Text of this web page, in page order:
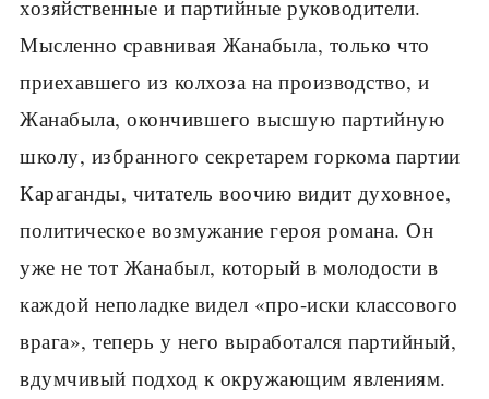
хозяйственные и партийные руководители.
Мысленно сравнивая Жанабыла, только что
приехавшего из колхоза на производство, и
Жанабыла, окончившего высшую партийную
школу, избранного секретарем горкома партии
Караганды, читатель воочию видит духовное,
политическое возмужание героя романа. Он
уже не тот Жанабыл, который в молодости в
каждой неполадке видел «про-иски классового
врага», теперь у него выработался партийный,
вдумчивый подход к окружающим явлениям.